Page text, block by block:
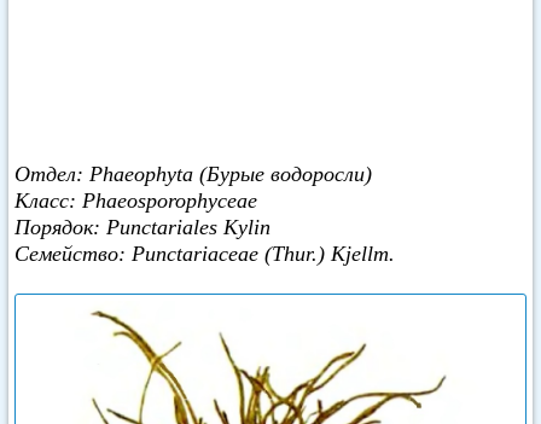
Отдел: Phaeophyta (Бурые водоросли)
Класс: Phaeosporophyceae
Порядок: Punctariales Kylin
Семейство: Punctariaceae (Thur.) Kjellm.